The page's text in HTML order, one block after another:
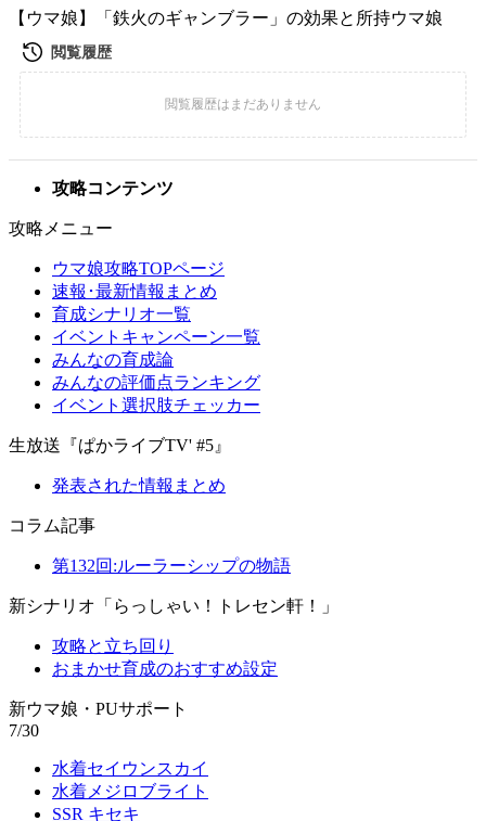
【ウマ娘】「鉄火のギャンブラー」の効果と所持ウマ娘
攻略コンテンツ
攻略メニュー
ウマ娘攻略TOPページ
速報･最新情報まとめ
育成シナリオ一覧
イベントキャンペーン一覧
みんなの育成論
みんなの評価点ランキング
イベント選択肢チェッカー
生放送『ぱかライブTV' #5』
発表された情報まとめ
コラム記事
第132回:ルーラーシップの物語
新シナリオ「らっしゃい！トレセン軒！」
攻略と立ち回り
おまかせ育成のおすすめ設定
新ウマ娘・PUサポート
7/30
水着セイウンスカイ
水着メジロブライト
SSR キセキ